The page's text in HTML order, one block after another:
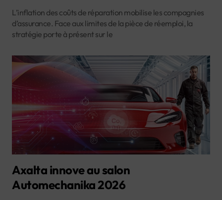
L’inflation des coûts de réparation mobilise les compagnies
d’assurance. Face aux limites de la pièce de réemploi, la
stratégie porte à présent sur le
Axalta innove au salon
Automechanika 2026